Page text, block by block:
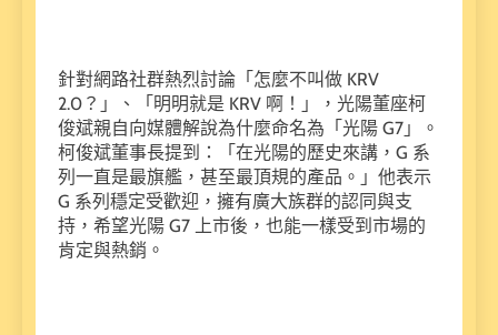
針對網路社群熱烈討論「怎麼不叫做 KRV
2.0？」、「明明就是 KRV 啊！」，光陽董座柯
俊斌親自向媒體解說為什麼命名為「光陽 G7」。
柯俊斌董事長提到：「在光陽的歷史來講，G 系
列一直是最旗艦，甚至最頂規的產品。」他表示
G 系列穩定受歡迎，擁有廣大族群的認同與支
持，希望光陽 G7 上市後，也能一樣受到市場的
肯定與熱銷。